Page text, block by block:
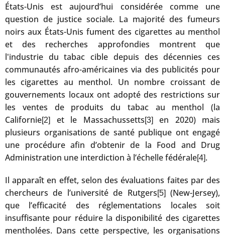
États-Unis est aujourd’hui considérée comme une
question de justice sociale. La majorité des fumeurs
noirs aux États-Unis fument des cigarettes au menthol
et des recherches approfondies montrent que
l'industrie du tabac cible depuis des décennies ces
communautés afro-américaines via des publicités pour
les cigarettes au menthol. Un nombre croissant de
gouvernements locaux ont adopté des restrictions sur
les ventes de produits du tabac au menthol (la
Californie[2] et le Massachussetts[3]en 2020) mais
plusieurs organisations de santé publique ont engagé
une procédure afin d’obtenir de la Food and Drug
Administration une interdiction à l’échelle fédérale[4].
Il apparaît en effet, selon des évaluations faites par des
chercheurs de l’université de Rutgers[5](New-Jersey),
que l’efficacité des réglementations locales soit
insuffisante pour réduire la disponibilité des cigarettes
mentholées. Dans cette perspective, les organisations